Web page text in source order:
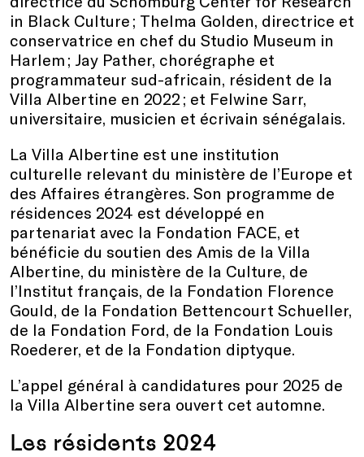
in Black Culture ; Thelma Golden, directrice et
conservatrice en chef du Studio Museum in
Harlem ; Jay Pather, chorégraphe et
programmateur sud-africain, résident de la
Villa Albertine en 2022 ; et Felwine Sarr,
universitaire, musicien et écrivain sénégalais.
La Villa Albertine est une institution
culturelle relevant du ministère de l’Europe et
des Affaires étrangères. Son programme de
résidences 2024 est développé en
partenariat avec la Fondation FACE, et
bénéficie du soutien des Amis de la Villa
Albertine, du ministère de la Culture, de
l’Institut français, de la Fondation Florence
Gould, de la Fondation Bettencourt Schueller,
de la Fondation Ford, de la Fondation Louis
Roederer, et de la Fondation diptyque.
L’appel général à candidatures pour 2025 de
la Villa Albertine sera ouvert cet automne.
Les résidents 2024